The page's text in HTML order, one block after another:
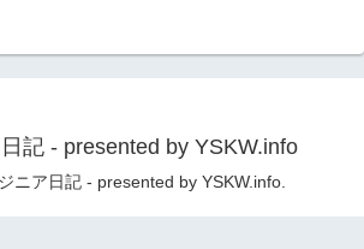
記 - presented by YSKW.info
ニア日記 - presented by YSKW.info.